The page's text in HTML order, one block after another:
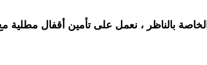
بالناظر ، نعمل على تأمين أقفال مطلية